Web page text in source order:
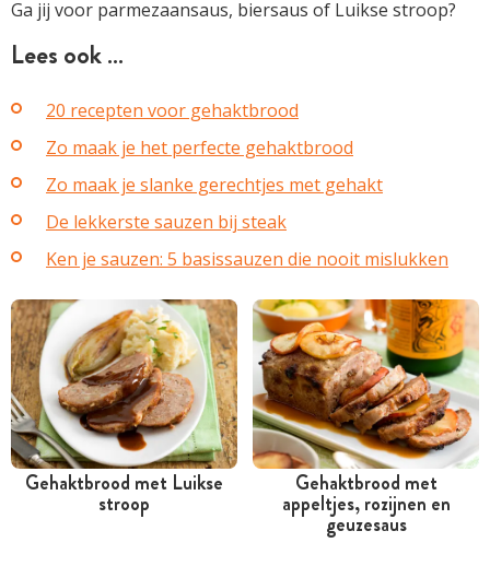
Ga jij voor parmezaansaus, biersaus of Luikse stroop?
Lees ook …
20 recepten voor gehaktbrood
Zo maak je het perfecte gehaktbrood
Zo maak je slanke gerechtjes met gehakt
De lekkerste sauzen bij steak
Ken je sauzen: 5 basissauzen die nooit mislukken
Tussen 30 minuten en 1
Gehaktbrood met Luikse
stroop
Tussen 30 minuten en 1
Gehaktbrood met
appeltjes, rozijnen en
geuzesaus